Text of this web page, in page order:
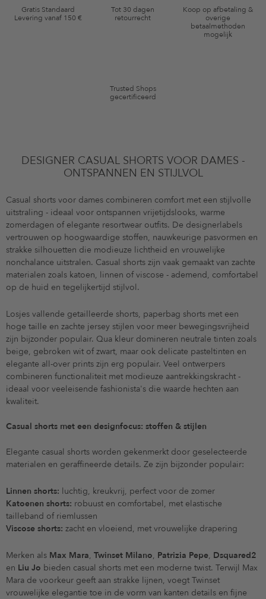
Waardebonvoorwaarden
*De kortingsbon is vanaf de registratie 60 dagen eenmalig geldig. Niet
geldig op de categorie kleding en pre-loved artikelen. Bepaalde merken
Gratis Standaard
Levering vanaf 150 €
Tot 30 dagen
retourrecht
Koop op afbetaling &
overige
betaalmethoden
mogelijk
Trusted Shops
gecertificeerd
DESIGNER CASUAL SHORTS VOOR DAMES -
ONTSPANNEN EN STIJLVOL
Casual shorts voor dames combineren comfort met een stijlvolle
uitstraling - ideaal voor ontspannen vrijetijdslooks, warme
zomerdagen of elegante resortwear outfits. De designerlabels
vertrouwen op hoogwaardige stoffen, nauwkeurige pasvormen en
strakke silhouetten die modieuze lichtheid en vrouwelijke
nonchalance uitstralen. Casual shorts zijn vaak gemaakt van zachte
materialen zoals katoen, linnen of viscose - ademend, comfortabel
op de huid en tegelijkertijd stijlvol.
Losjes vallende getailleerde shorts, paperbag shorts met een
hoge taille en zachte jersey stijlen voor meer bewegingsvrijheid
zijn bijzonder populair. Qua kleur domineren neutrale tinten zoals
beige, gebroken wit of zwart, maar ook delicate pasteltinten en
elegante all-over prints zijn erg populair. Veel ontwerpers
combineren functionaliteit met modieuze aantrekkingskracht -
ideaal voor veeleisende fashionista's die waarde hechten aan
kwaliteit.
Casual shorts met een designfocus: stoffen & stijlen
Elegante casual shorts worden gekenmerkt door geselecteerde
materialen en geraffineerde details. Ze zijn bijzonder populair:
Linnen shorts: luchtig, kreukvrij, perfect voor de zomer
Katoenen shorts: robuust en comfortabel, met elastische
tailleband of riemlussen
Viscose shorts: zacht en vloeiend, met vrouwelijke drapering
Merken als Max Mara, Twinset Milano, Patrizia Pepe, Dsquared2
en Liu Jo bieden casual shorts met een moderne twist. Terwijl Max
Mara de voorkeur geeft aan strakke lijnen, voegt Twinset
vrouwelijke elegantie toe in de vorm van kanten details en fijne